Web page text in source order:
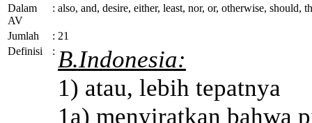
Dalam
AV
: also, and, desire, either, least, nor, or, otherwise, should,
Jumlah : 21
Definisi
: B.Indonesia:
1) atau, lebih tepatnya
1a) menyiratkan bahwa